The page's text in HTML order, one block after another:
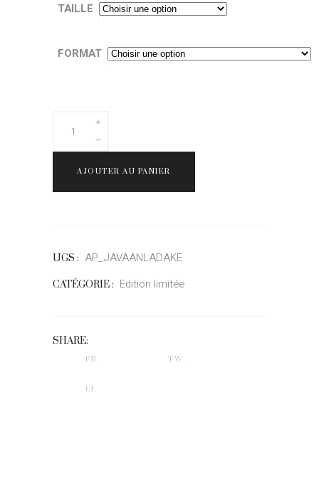
TAILLE
FORMAT
LADAKE
quantity
AJOUTER AU PANIER
UGS : AP_JAVAANLADAKE
CATÉGORIE : Edition limitée
SHARE:
FB. TW.
LI.